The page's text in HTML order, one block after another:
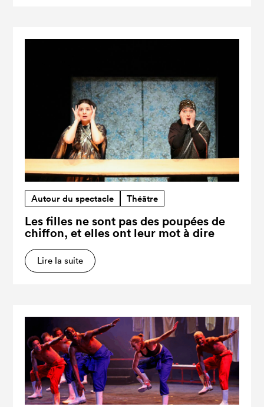
Autour du spectacle Théâtre
Les filles ne sont pas des poupées de
chiffon, et elles ont leur mot à dire
Lire la suite